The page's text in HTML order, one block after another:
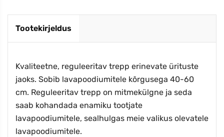
Tootekirjeldus
Kvaliteetne, reguleeritav trepp erinevate ürituste
jaoks. Sobib lavapoodiumitele kõrgusega 40-60
cm. Reguleeritav trepp on mitmekülgne ja seda
saab kohandada enamiku tootjate
lavapoodiumitele, sealhulgas meie valikus olevatele
lavapoodiumitele.